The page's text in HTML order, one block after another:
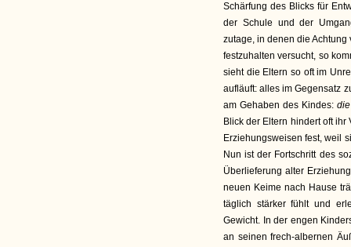
Schärfung des Blicks für
der Schule und der
zutage, in denen die
festzuhalten versucht, so
sieht die Eltern so oft im
aufläuft: alles im Gegensatz
am Gehaben des Kindes:
Blick der Eltern hindert oft
Erziehungsweisen fest, weil
Nun ist der Fortschritt des
Überlieferung alter
neuen Keime nach Hause
täglich stärker fühlt und
Gewicht. In der engen
an seinen frech-albernen